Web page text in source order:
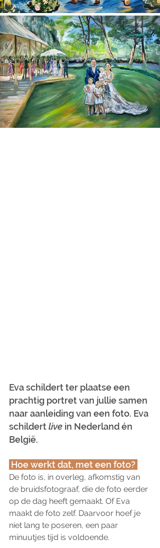
Eva schildert ter plaatse een
prachtig portret van jullie samen
naar aanleiding van een foto. Eva
schildert live in Nederland én
België.
Hoe werkt dat, met een foto?
De foto is, in overleg, afkomstig van
de bruidsfotograaf, die de foto eerder
op de dag heeft gemaakt. Of Eva
maakt de foto zelf. Daarvoor hoef je
niet lang te poseren, een paar
minuutjes tijd is voldoende.